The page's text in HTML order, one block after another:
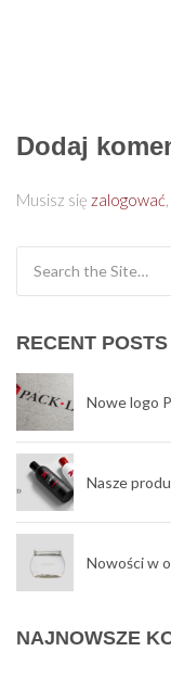
Dodaj
Musisz się zalogować
RECENT POSTS
Nowe logo
Nasze
Nowości w
NAJNOWSZE